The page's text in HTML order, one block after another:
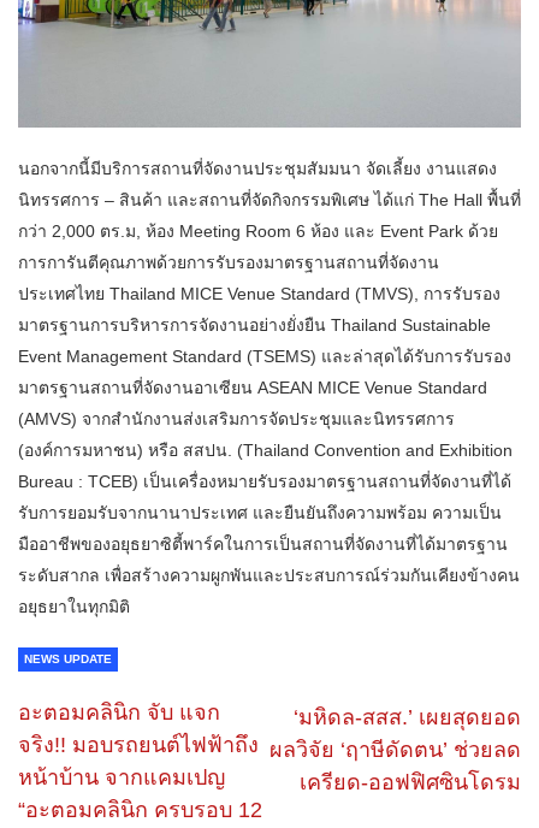
นอกจากนี้มีบริการสถานที่จัดงานประชุมสัมมนา จัดเลี้ยง งานแสดง
นิทรรศการ – สินค้า และสถานที่จัดกิจกรรมพิเศษ ได้แก่ The Hall พื้นที่
กว่า 2,000 ตร.ม, ห้อง Meeting Room 6 ห้อง และ Event Park ด้วย
การการันตีคุณภาพด้วยการรับรองมาตรฐานสถานที่จัดงาน
ประเทศไทย Thailand MICE Venue Standard (TMVS), การรับรอง
มาตรฐานการบริหารการจัดงานอย่างยั่งยืน Thailand Sustainable
Event Management Standard (TSEMS) และล่าสุดได้รับการรับรอง
มาตรฐานสถานที่จัดงานอาเซียน ASEAN MICE Venue Standard
(AMVS) จากสำนักงานส่งเสริมการจัดประชุมและนิทรรศการ
(องค์การมหาชน) หรือ สสปน. (Thailand Convention and Exhibition
Bureau : TCEB) เป็นเครื่องหมายรับรองมาตรฐานสถานที่จัดงานที่ได้
รับการยอมรับจากนานาประเทศ และยืนยันถึงความพร้อม ความเป็น
มืออาชีพของอยุธยาซิตี้พาร์คในการเป็นสถานที่จัดงานที่ได้มาตรฐาน
ระดับสากล เพื่อสร้างความผูกพันและประสบการณ์ร่วมกันเคียงข้างคน
อยุธยาในทุกมิติ
NEWS UPDATE
อะตอมคลินิก จับ แจก
จริง!! มอบรถยนต์ไฟฟ้าถึง
หน้าบ้าน จากแคมเปญ
“อะตอมคลินิก ครบรอบ 12
‘มหิดล-สสส.’ เผยสุดยอด
ผลวิจัย ‘ฤาษีดัดตน’ ช่วยลด
เครียด-ออฟฟิศซินโดรม